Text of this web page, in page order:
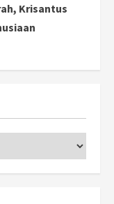
Krisantus